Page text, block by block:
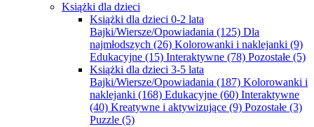
Książki dla dzieci
Książki dla dzieci 0-2 lata
Bajki/Wiersze/Opowiadania (125) Dla
najmłodszych (26) Kolorowanki i naklejanki (9)
Edukacyjne (15) Interaktywne (78) Pozostałe (5)
Książki dla dzieci 3-5 lata
Bajki/Wiersze/Opowiadania (187) Kolorowanki i
naklejanki (168) Edukacyjne (60) Interaktywne
(40) Kreatywne i aktywizujące (9) Pozostałe (3)
Puzzle (5)